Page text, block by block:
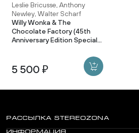
Leslie Bricusse, Anthony
Newley, Walter Scharf
Willy Wonka & The
Chocolate Factory (45th
Anniversary Edition Special
5 500 ₽
РАССЫЛКА STEREOZONA
ИНФОРМАЦИЯ